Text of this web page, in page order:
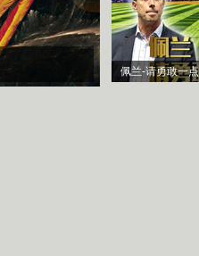
佩兰-请勇敢一点